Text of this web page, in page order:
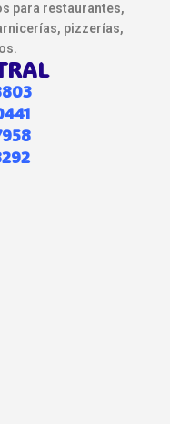
para restaurantes,
pizzerías,